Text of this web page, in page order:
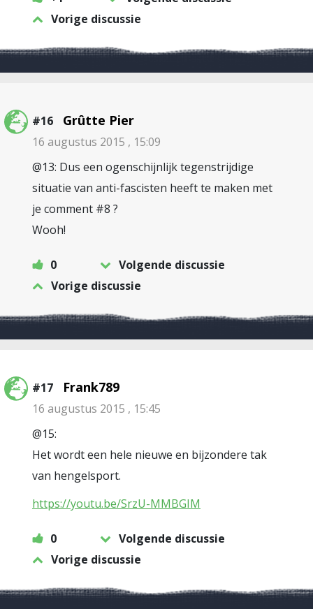
Vorige discussie
#16 Grûtte Pier
16 augustus 2015 , 15:09
@13: Dus een ogenschijnlijk tegenstrijdige
situatie van anti-fascisten heeft te maken met
je comment #8 ?
Wooh!
0
Volgende discussie
Vorige discussie
#17 Frank789
16 augustus 2015 , 15:45
@15:
Het wordt een hele nieuwe en bijzondere tak
van hengelsport.
https://youtu.be/SrzU-MMBGIM
0
Volgende discussie
Vorige discussie